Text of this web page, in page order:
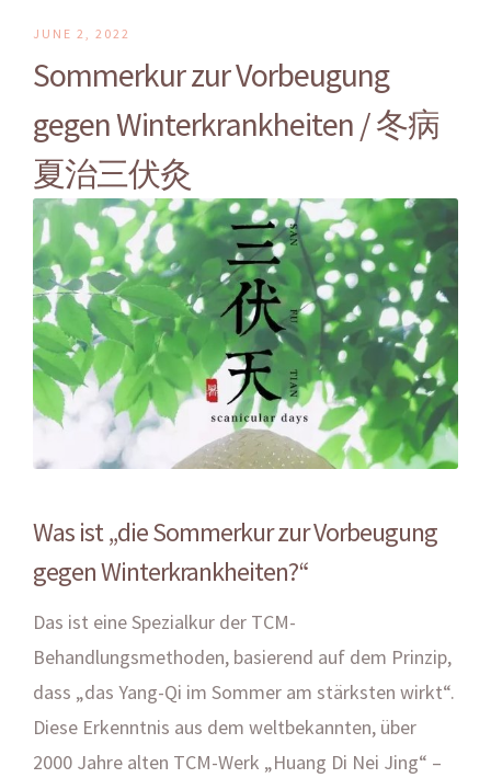
JUNE 2, 2022
Sommerkur zur Vorbeugung
gegen Winterkrankheiten / 冬病
夏治三伏灸
Was ist „die Sommerkur zur Vorbeugung
gegen Winterkrankheiten?“
Das ist eine Spezialkur der TCM-
Behandlungsmethoden, basierend auf dem Prinzip,
dass „das Yang-Qi im Sommer am stärksten wirkt“.
Diese Erkenntnis aus dem weltbekannten, über
2000 Jahre alten TCM-Werk „Huang Di Nei Jing“ –